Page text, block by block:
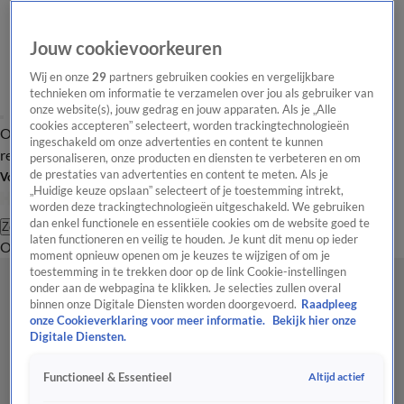
Overzicht Laatste nieuws Regionieuws Het beste van Hart
Tip de
redactie
Volg Hart van Nederland
Zoeken
OverzichtRegioUitzendingenWeerTip de redactiePanelVideo's
Jouw cookievoorkeuren
Wij en onze29 partners gebruiken cookies en vergelijkbare
technieken om informatie te verzamelen over jou als gebruiker van
onze website(s), jouw gedrag en jouw apparaten. Als je „Alle
cookies accepteren” selecteert, worden trackingtechnologieën
ingeschakeld om onze advertenties en content te kunnen
personaliseren, onze producten en diensten te verbeteren en om
de prestaties van advertenties en content te meten. Als je
„Huidige keuze opslaan” selecteert of je toestemming intrekt,
worden deze trackingtechnologieën uitgeschakeld. We gebruiken
dan enkel functionele en essentiële cookies om de website goed te
laten functioneren en veilig te houden. Je kunt dit menu op ieder
moment opnieuw openen om je keuzes te wijzigen of om je
toestemming in te trekken door op de link Cookie-instellingen
onder aan de webpagina te klikken. Je selecties zullen overal
binnen onze Digitale Diensten worden doorgevoerd. Raadpleeg
onze Cookieverklaring voor meer informatie.
Bekijk hier onze
Digitale Diensten.
Functioneel & Essentieel Altijd actief